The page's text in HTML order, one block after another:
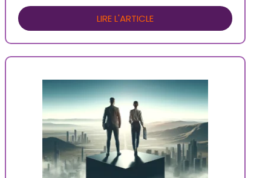
LIRE L'ARTICLE